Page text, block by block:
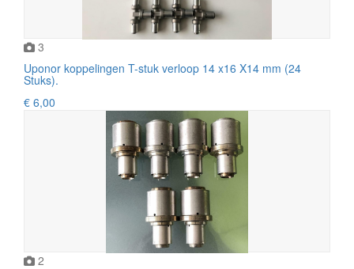
3
Uponor koppelingen T-stuk verloop 14 x16 X14 mm (24
Stuks).
€ 6,00
2